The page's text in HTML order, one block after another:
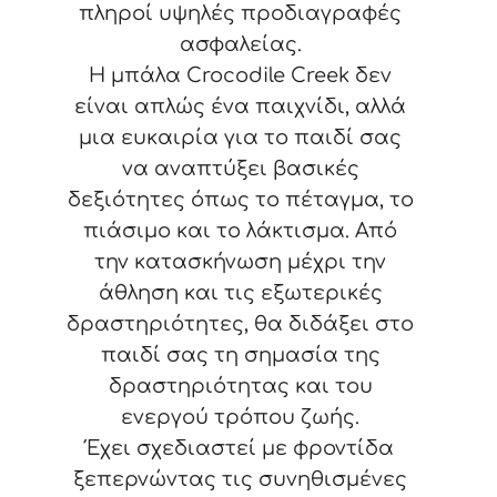
πληροί υψηλές προδιαγραφές
ασφαλείας.
Η μπάλα Crocodile Creek δεν
είναι απλώς ένα παιχνίδι, αλλά
μια ευκαιρία για το παιδί σας
να αναπτύξει βασικές
δεξιότητες όπως το πέταγμα, το
πιάσιμο και το λάκτισμα. Από
την κατασκήνωση μέχρι την
άθληση και τις εξωτερικές
δραστηριότητες, θα διδάξει στο
παιδί σας τη σημασία της
δραστηριότητας και του
ενεργού τρόπου ζωής.
Έχει σχεδιαστεί με φροντίδα
ξεπερνώντας τις συνηθισμένες